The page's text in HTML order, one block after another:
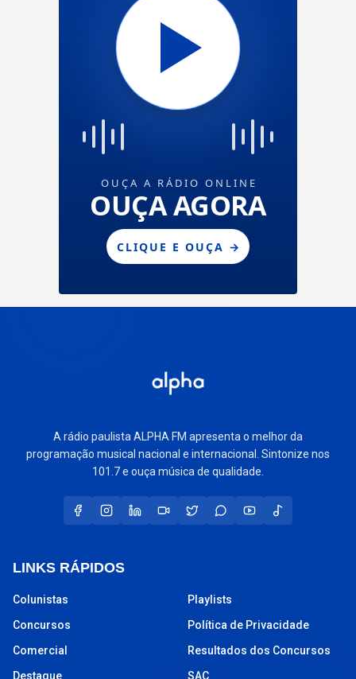
A rádio paulista ALPHA FM apresenta o melhor da
programação musical nacional e internacional. Sintonize nos
101.7 e ouça música de qualidade.
LINKS RÁPIDOS
Colunistas
Concursos
Comercial
Destaque
Playlists
Política de Privacidade
Resultados dos Concursos
SAC